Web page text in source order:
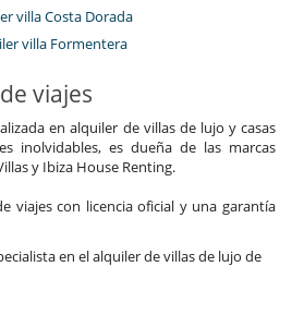
villa Costa Dorada
villa Formentera
viajes
en alquiler de villas de lujo y casas
inolvidables, es dueña de las marcas
y Ibiza House Renting.
viajes con licencia oficial y una garantía
en el alquiler de villas de lujo de